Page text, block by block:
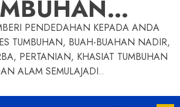
PENDEDAHAN KEPADA ANDA
TUMBUHAN, BUAH-BUAHAN NADIR,
PERTANIAN, KHASIAT TUMBUHAN
ALAM SEMULAJADI..